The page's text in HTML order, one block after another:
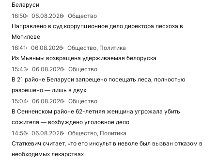
Беларуси
16:50
06.08.2026
Общество
Направлено в суд коррупционное дело директора лесхоза в
Могилеве
16:41
06.08.2026
Общество, Политика
Из Мьянмы возвращена удерживаемая белоруска
15:43
06.08.2026
Общество
В 21 районе Беларуси запрещено посещать леса, полностью
разрешено — лишь в двух
15:04
06.08.2026
Общество
В Сенненском районе 62-летняя женщина угрожала убить
сожителя — возбуждено уголовное дело
14:56
06.08.2026
Общество, Политика
Статкевич считает, что его инсульт в неволе был вызван отказом в
необходимых лекарствах